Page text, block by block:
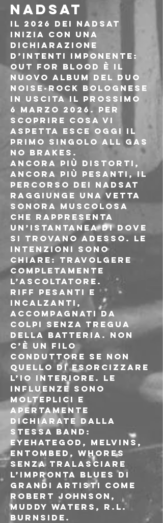
NADSAT
Il 2026 dei Nadsat
inizia con una
dichiarazione
d’intenti imponente:
Out For Blood è il
nuovo album del duo
noise-rock bolognese
in uscita il prossimo
6 marzo 2026. Per
scoprire cosa vi
aspetta esce oggi il
primo singolo All Gas
No Brakes.
Ancora più distorti,
ancora più pesanti, il
percorso dei Nadsat
raggiunge una vetta
sonora muscolosa
che rappresenta
un’istantanea di dove
si trovano adesso. Le
intenzioni sono
chiare: travolgere
completamente
l’ascoltatore.
Riff pesanti e
incalzanti,
accompagnati da
colpi senza tregua
della batteria. Non
c’è un filo
conduttore se non
quello di esorcizzare
l’io interiore. Le
influenze sono
molteplici e
apertamente
dichiarate dalla
stessa band:
Eyehategod, Melvins,
Entombed, Whores
senza tralasciare
l’impronta blues di
grandi artisti come
Robert Johnson,
Muddy Waters, R.L.
Burnside.